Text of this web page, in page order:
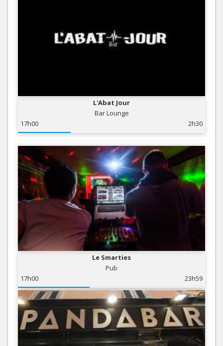
L'Abat Jour
Bar Lounge
17h00
2h30
Le Smarties
Pub
17h00
23h59